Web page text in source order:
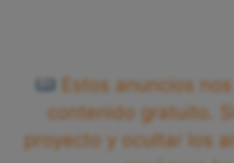
Estos anuncios
contenido gratuito.
proyecto y ocultar los